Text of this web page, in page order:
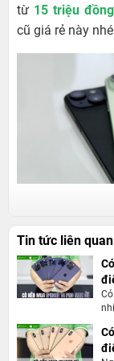
từ 15 triệu đồng
cũ giá rẻ này
iPhone 15
8/2026?
Tại 24hStorer,
động từ13,4
Tin tức liên quan
ưu